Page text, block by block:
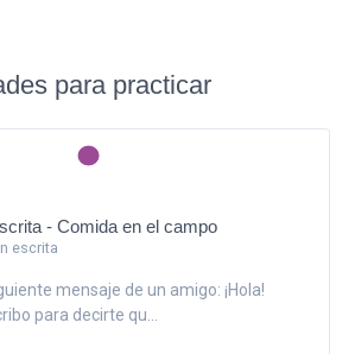
para practicar
- Comida en el campo
escrita
mensaje de un amigo: ¡Hola!
para decirte qu...